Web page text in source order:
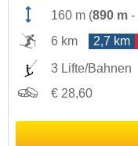
160 m (890 m -
6 km
2,7 km
3 Lifte/Bahnen
€ 28,60